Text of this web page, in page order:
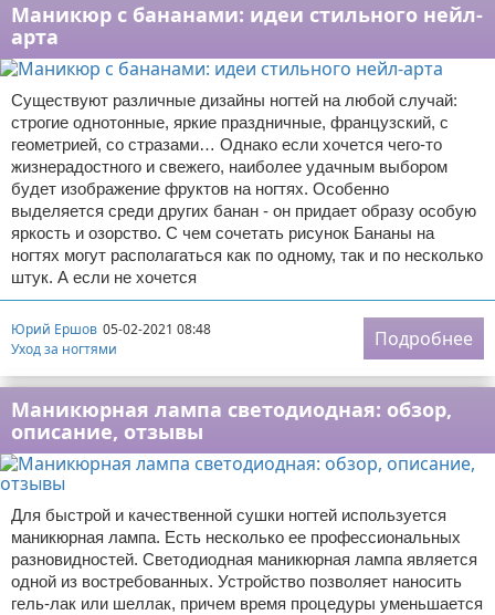
Маникюр с бананами: идеи стильного нейл-
арта
Существуют различные дизайны ногтей на любой случай:
строгие однотонные, яркие праздничные, французский, с
геометрией, со стразами… Однако если хочется чего-то
жизнерадостного и свежего, наиболее удачным выбором
будет изображение фруктов на ногтях. Особенно
выделяется среди других банан - он придает образу особую
яркость и озорство. С чем сочетать рисунок Бананы на
ногтях могут располагаться как по одному, так и по несколько
штук. А если не хочется
Юрий Ершов 05-02-2021 08:48
Уход за ногтями
Подробнее
Маникюрная лампа светодиодная: обзор,
описание, отзывы
Для быстрой и качественной сушки ногтей используется
маникюрная лампа. Есть несколько ее профессиональных
разновидностей. Светодиодная маникюрная лампа является
одной из востребованных. Устройство позволяет наносить
гель-лак или шеллак, причем время процедуры уменьшается